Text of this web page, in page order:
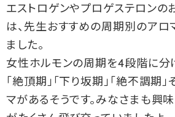
エストロゲンやプロゲステロンの
は、先生おすすめの周期別のアロ
ました。
女性ホルモンの周期を4段階に分
「絶頂期」「下り坂期」「絶不調期
マがあるそうです。みなさまも興